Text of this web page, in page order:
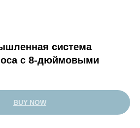
система
с 8-дюймовыми
BUY NOW